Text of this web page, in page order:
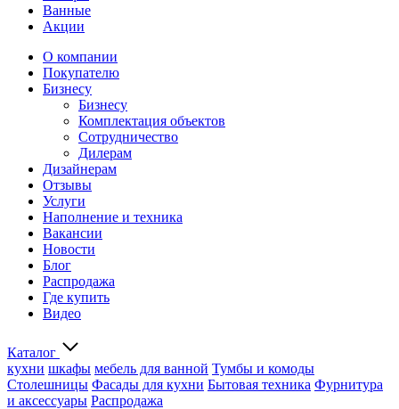
Ванные
Акции
О компании
Покупателю
Бизнесу
Бизнесу
Комплектация объектов
Сотрудничество
Дилерам
Дизайнерам
Отзывы
Услуги
Наполнение и техника
Вакансии
Новости
Блог
Распродажа
Где купить
Видео
Каталог
кухни шкафы мебель для ванной Тумбы и комоды
Столешницы Фасады для кухни Бытовая техника Фурнитура
и аксессуары Распродажа